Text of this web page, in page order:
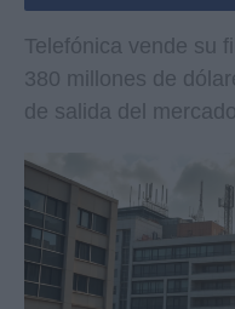
Telefónica vende su
380 millones de
de salida del